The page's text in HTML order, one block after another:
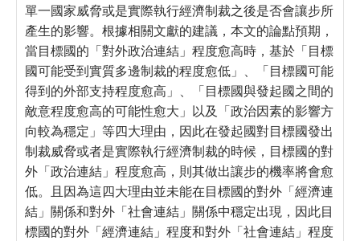
單一國家威脅或是實際執行經濟制裁之後是否會讓步所
產生的影響。根據相關文獻的建議，本文的論點預期，
當目標國的「對外政治連結」程度愈高時，基於「目標
國可能受到實質多邊制裁的程度愈低」、「目標國可能
得到的外部支持程度愈高」、「目標國與發起國之間的
敵意程度愈高的可能性愈大」以及「政治因素的影響方
向較為穩定」等四大理由，因此在發起國對目標國發出
制裁威脅或者是實際執行經濟制裁的時候，目標國的對
外「政治連結」程度愈高，則其做出讓步的機率將會愈
低。且因為這四大理由並未能在目標國的對外「經濟連
結」關係和對外「社會連結」關係中穩定出現，因此目
標國的對外「經濟連結」程度和對外「社會連結」程度